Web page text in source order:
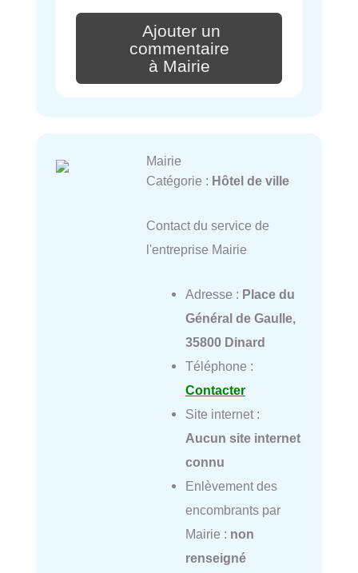
Ajouter un
commentaire
à Mairie
Mairie
Catégorie : Hôtel de ville
Contact du service de
l'entreprise Mairie
Adresse : Place du
Général de Gaulle,
35800 Dinard
Téléphone :
Contacter
Site internet :
Aucun site internet
connu
Enlèvement des
encombrants par
Mairie : non
renseigné